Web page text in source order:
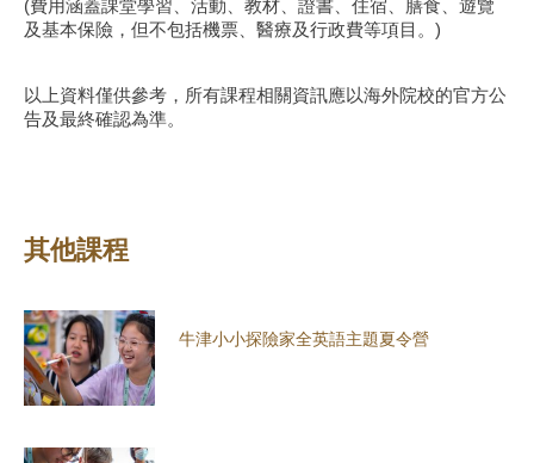
(費用涵蓋課堂學習、活動、教材、證書、住宿、膳食、遊覽
及基本保險，但不包括機票、醫療及行政費等項目。)
以上資料僅供參考，所有課程相關資訊應以海外院校的官方公
告及最終確認為準。
其他課程
牛津小小探險家全英語主題夏令營